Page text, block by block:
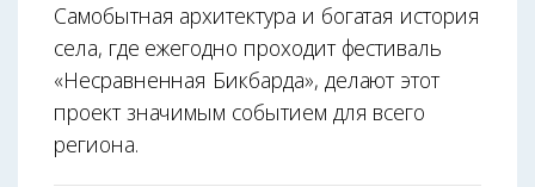
Самобытная архитектура и богатая история
села, где ежегодно проходит фестиваль
«Несравненная Бикбарда», делают этот
проект значимым событием для всего
региона.